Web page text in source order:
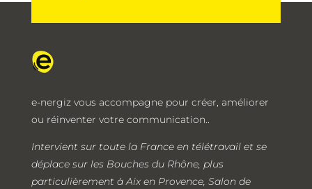
e-nergiz vous accompagne pour créer, améliorer
ou réinventer votre communication..
Intervient sur toute la France en télétravail et se
déplace sur les Bouches du Rhône, plus
particulièrement à Aix en Provence, Salon de